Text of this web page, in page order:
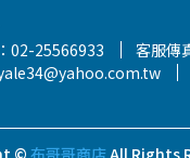
02-25566933 客服傳